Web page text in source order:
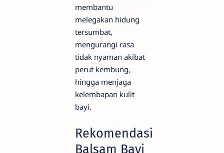
membantu
melegakan hidung
tersumbat,
mengurangi rasa
tidak nyaman akibat
perut kembung,
hingga menjaga
kelembapan kulit
bayi.
Rekomendasi
Balsam Bayi